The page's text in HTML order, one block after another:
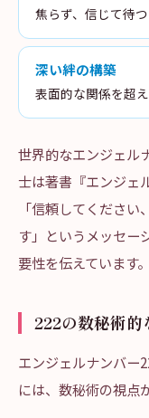
焦らず、信じて待
深い絆の構築
表面的な関係を超
世界的なエンジェル
士は著書『エンジェ
「信頼してくださ
す」というメッセー
要性を伝えています。
222の数秘術的
エンジェルナンバー
には、数秘術の視点